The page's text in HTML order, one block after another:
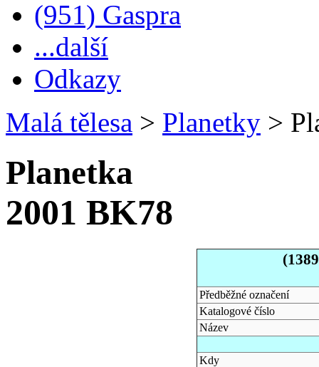
(951) Gaspra
...další
Odkazy
Malá tělesa > Planetky >
Planetka
2001 BK78
Předběžné označení
Katalogové číslo
Název
Kdy